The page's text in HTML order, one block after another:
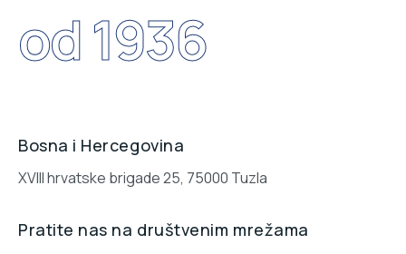
od 1936
Bosna i Hercegovina
XVIII hrvatske brigade 25, 75000 Tuzla
Pratite nas na društvenim mrežama